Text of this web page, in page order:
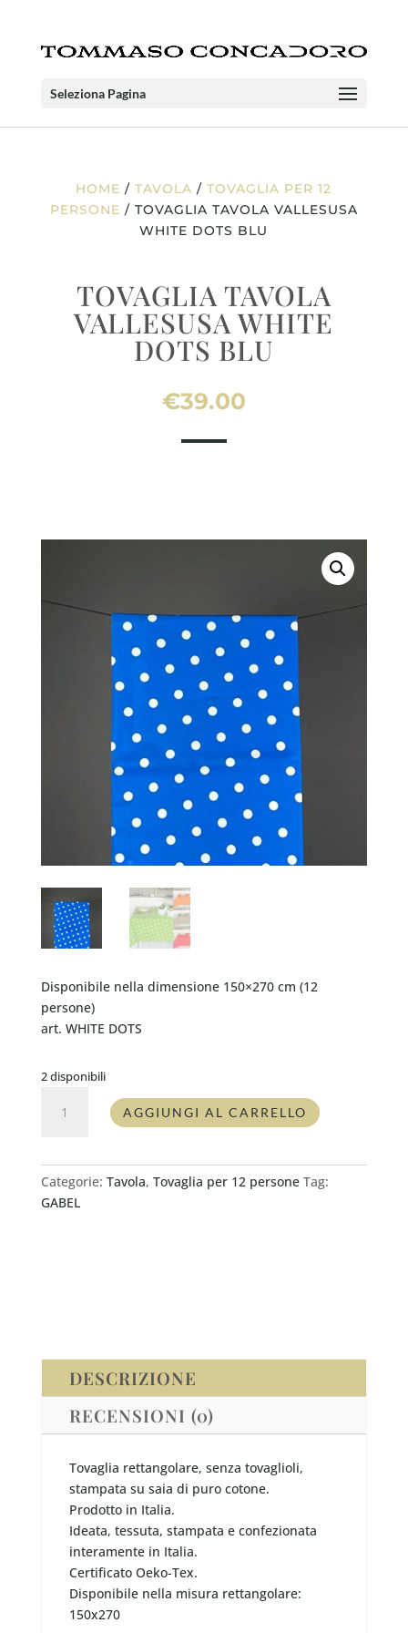
Seleziona Pagina
HOME /TAVOLA /TOVAGLIA PER 12
PERSONE / TOVAGLIA TAVOLA VALLESUSA
WHITE DOTS BLU
TOVAGLIA TAVOLA
VALLESUSA WHITE
DOTS BLU
€39.00
Disponibile nella dimensione 150×270 cm (12
persone)
art. WHITE DOTS
2 disponibili
tavola
DOTS
blu
AGGIUNGI AL CARRELLO
Categorie: Tavola, Tovaglia per 12 persone Tag:
GABEL
DESCRIZIONE
RECENSIONI (0)
Tovaglia rettangolare, senza tovaglioli,
stampata su saia di puro cotone.
Prodotto in Italia.
Ideata, tessuta, stampata e confezionata
interamente in Italia.
Certificato Oeko-Tex.
Disponibile nella misura rettangolare:
150x270